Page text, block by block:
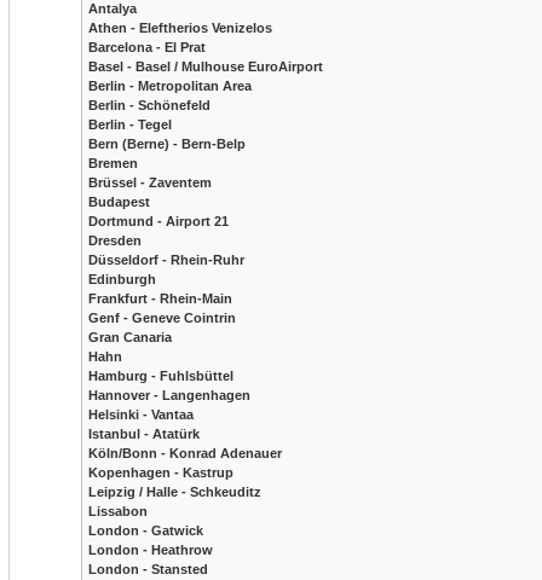
Antalya
Athen - Eleftherios Venizelos
Barcelona - El Prat
Basel - Basel / Mulhouse EuroAirport
Berlin - Metropolitan Area
Berlin - Schönefeld
Berlin - Tegel
Bern (Berne) - Bern-Belp
Bremen
Brüssel - Zaventem
Budapest
Dortmund - Airport 21
Dresden
Düsseldorf - Rhein-Ruhr
Edinburgh
Frankfurt - Rhein-Main
Genf - Geneve Cointrin
Gran Canaria
Hahn
Hamburg - Fuhlsbüttel
Hannover - Langenhagen
Helsinki - Vantaa
Istanbul - Atatürk
Köln/Bonn - Konrad Adenauer
Kopenhagen - Kastrup
Leipzig / Halle - Schkeuditz
Lissabon
London - Gatwick
London - Heathrow
London - Stansted